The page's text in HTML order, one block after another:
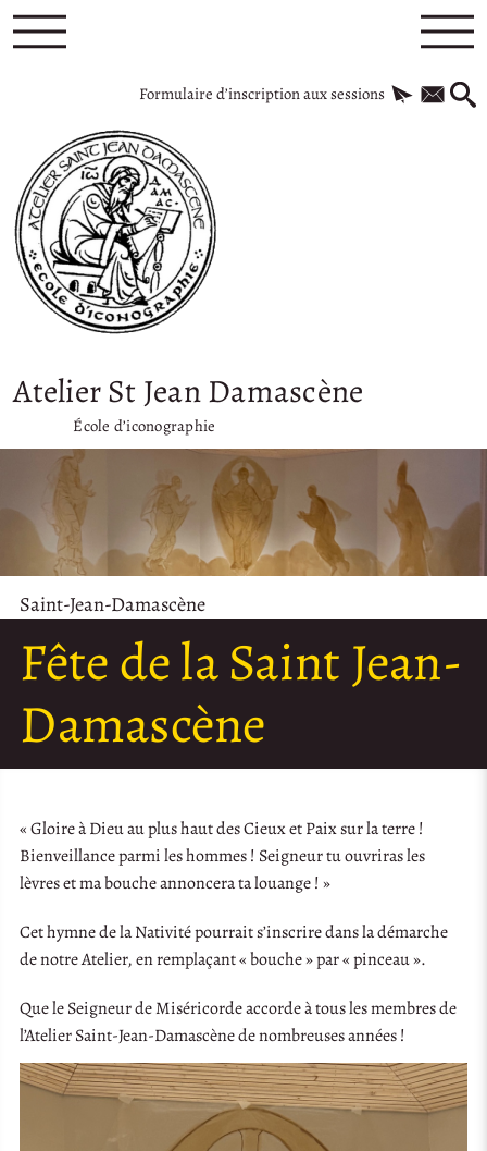
Formulaire d’inscription aux sessions
Atelier St Jean Damascène
École d’iconographie
Saint-Jean-Damascène
Fête de la Saint Jean-
Damascène
« Gloire à Dieu au plus haut des Cieux et Paix sur la terre !
Bienveillance parmi les hommes ! Seigneur tu ouvriras les
lèvres et ma bouche annoncera ta louange ! »
Cet hymne de la Nativité pourrait s’inscrire dans la démarche
de notre Atelier, en remplaçant « bouche » par « pinceau ».
Que le Seigneur de Miséricorde accorde à tous les membres de
l’Atelier Saint-Jean-Damascène de nombreuses années !